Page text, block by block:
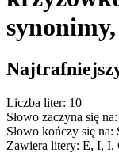
Liczba liter: 10
Słowo zaczyna się
Słowo kończy się na:
Zawiera litery: E, I, I,